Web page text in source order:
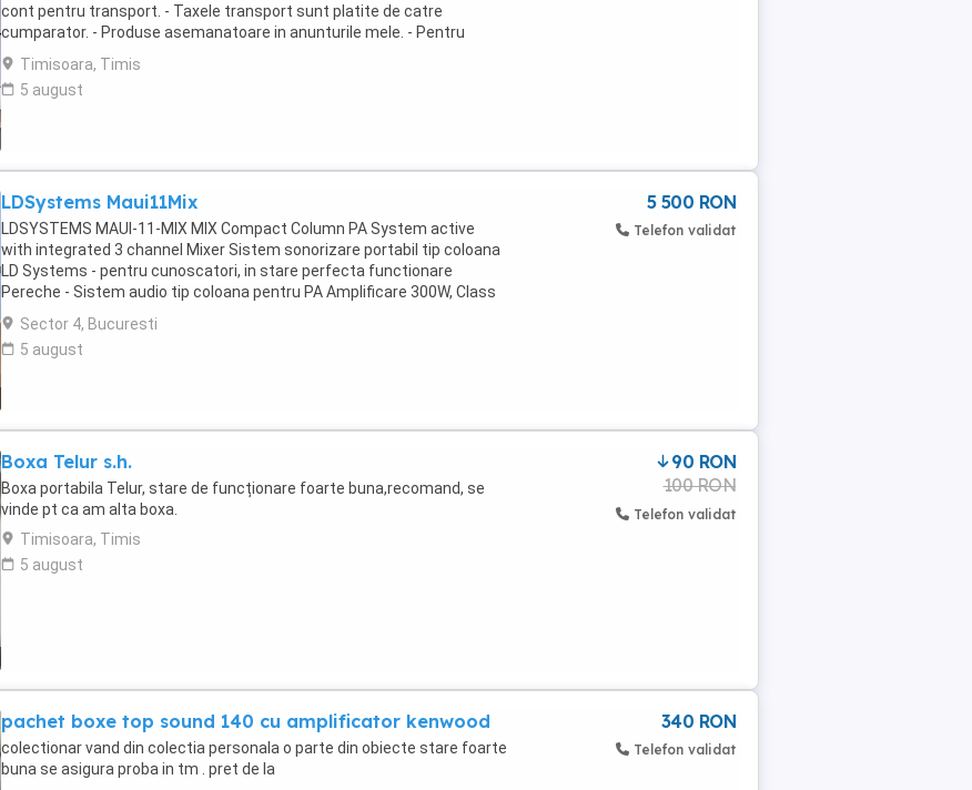
cont pentru transport. - Taxele transport sunt platite de catre
cumparator. - Produse asemanatoare in anunturile mele. - Pentru
ridicare personala in zona Mehala,Timisoara,google ...
Timisoara, Timis
5 august
LDSystems Maui11Mix
LDSYSTEMS MAUI-11-MIX MIX Compact Column PA System active
with integrated 3 channel Mixer Sistem sonorizare portabil tip coloana
LD Systems - pentru cunoscatori, in stare perfecta functionare
Pereche - Sistem audio tip coloana pentru PA Amplificare 300W, Class
D Reproducere fidela a basului cu 3 woofere ...
Sector 4, Bucuresti
5 august
5 500 RON
Telefon validat
Boxa Telur s.h.
Boxa portabila Telur, stare de funcționare foarte buna,recomand, se
vinde pt ca am alta boxa.
Timisoara, Timis
5 august
90 RON
100 RON
Telefon validat
pachet boxe top sound 140 cu amplificator kenwood
colectionar vand din colectia personala o parte din obiecte stare foarte
buna se asigura proba in tm . pret de la
340 RON
Telefon validat